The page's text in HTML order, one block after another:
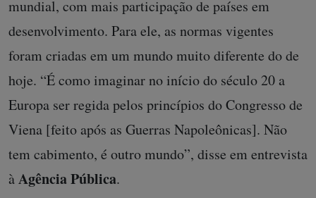
mundial, com mais participação de países em
desenvolvimento. Para ele, as normas vigentes
foram criadas em um mundo muito diferente do de
hoje. “É como imaginar no início do século 20 a
Europa ser regida pelos princípios do Congresso de
Viena [feito após as Guerras Napoleônicas]. Não
tem cabimento, é outro mundo”, disse em entrevista
àAgência Pública.